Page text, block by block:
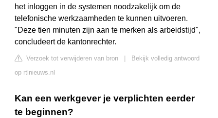
het inloggen in de systemen noodzakelijk om de
telefonische werkzaamheden te kunnen uitvoeren.
"Deze tien minuten zijn aan te merken als arbeidstijd",
concludeert de kantonrechter.
Verzoek tot verwijderen van bron
Bekijk volledig antwoord
op rtlnieuws.nl
Kan een werkgever je verplichten eerder
te beginnen?